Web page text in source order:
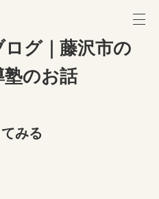
ログ｜藤沢市の
塾のお話
みる